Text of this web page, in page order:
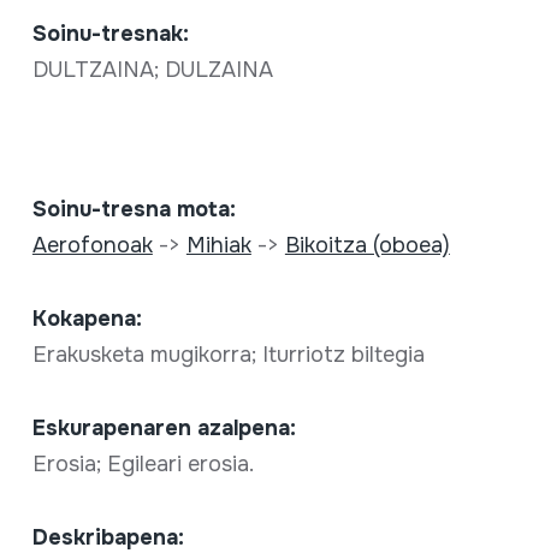
Soinu-tresnak:
DULTZAINA; DULZAINA
Soinu-tresna mota:
Aerofonoak-> Mihiak-> Bikoitza (oboea)
Kokapena:
Erakusketa mugikorra; Iturriotz biltegia
Eskurapenaren azalpena:
Erosia; Egileari erosia.
Deskribapena: